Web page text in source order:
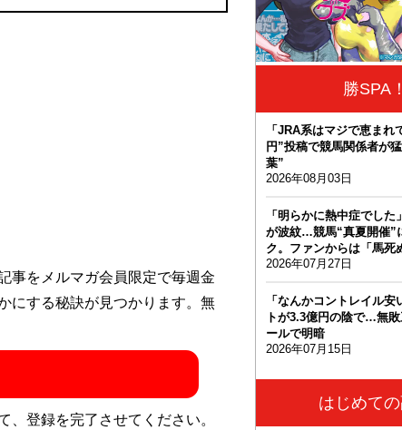
事をメルマガ会員限定で毎週金
にする秘訣が見つかります。無
登録を完了させてください。
勝SPA
「JRA系はマジで恵ま
円”投稿で競馬関係者が
葉”
2026年08月03日
「明らかに熱中症でし
が波紋…競馬“真夏開催”
ク。ファンからは「馬死
2026年07月27日
「なんかコントレイル
トが3.3億円の陰で…無
ールで明暗
2026年07月15日
はじめて